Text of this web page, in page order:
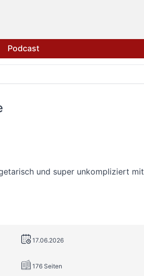
Podcast
und super unkompliziert mit
17.06.2026
176 Seiten